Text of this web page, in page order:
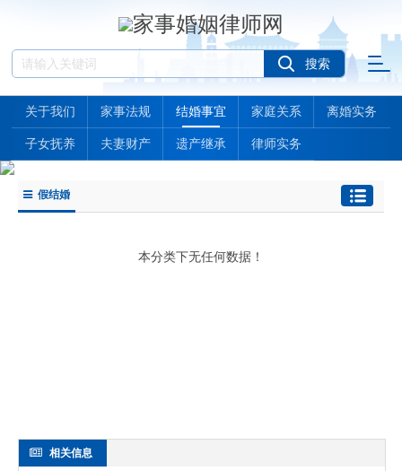
关于我们 家事法规 结婚事宜 家庭关系 离婚实务
子女抚养 夫妻财产 遗产继承 律师实务
假结婚
本分类下无任何数据！
相关信息